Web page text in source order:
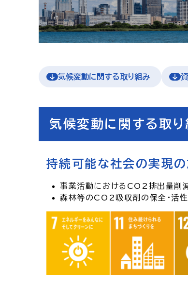
気候変動に関する取り組み
気候変動に関する取り
持続可能な社会の実現の
事業活動におけるCO2排出量削
森林等のCO2吸収剤の保全・活